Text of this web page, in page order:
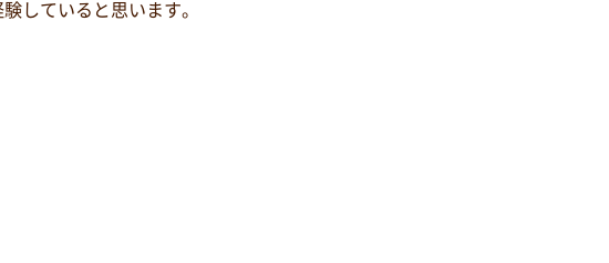
していると思います。